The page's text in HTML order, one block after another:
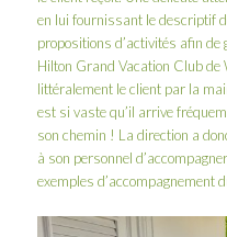
en lui fournissant le descriptif
propositions d’activités afin de
Hilton Grand Vacation Club
littéralement le client par la
est si vaste qu’il arrive
son chemin ! La direction a
à son personnel
exemples d’accompagnement